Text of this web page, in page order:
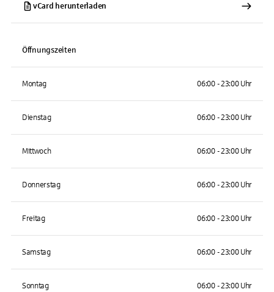
vCard herunterladen
Öffnungszeiten
Montag 06:00 - 23:00 Uhr
Dienstag 06:00 - 23:00 Uhr
Mittwoch 06:00 - 23:00 Uhr
Donnerstag 06:00 - 23:00 Uhr
Freitag 06:00 - 23:00 Uhr
Samstag 06:00 - 23:00 Uhr
Sonntag 06:00 - 23:00 Uhr